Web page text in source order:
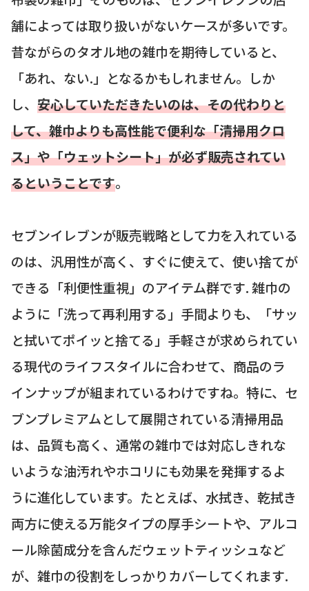
舗によっては取り扱いがないケースが多いです。
昔ながらのタオル地の雑巾を期待していると、
「あれ、ない.」となるかもしれません。しか
し、 安心していただきたいのは、その代わりと
して、雑巾よりも高性能で便利な「清掃用クロ
ス」や「ウェットシート」が必ず販売されてい
るということです。
セブンイレブンが販売戦略として力を入れている
のは、汎用性が高く、すぐに使えて、使い捨てが
できる「利便性重視」のアイテム群です. 雑巾の
ように「洗って再利用する」手間よりも、「サッ
と拭いてポイッと捨てる」手軽さが求められてい
る現代のライフスタイルに合わせて、商品のラ
インナップが組まれているわけですね。特に、セ
ブンプレミアムとして展開されている清掃用品
は、品質も高く、通常の雑巾では対応しきれな
いような油汚れやホコリにも効果を発揮するよ
うに進化しています。たとえば、水拭き、乾拭き
両方に使える万能タイプの厚手シートや、アルコ
ール除菌成分を含んだウェットティッシュなど
が、雑巾の役割をしっかりカバーしてくれます.